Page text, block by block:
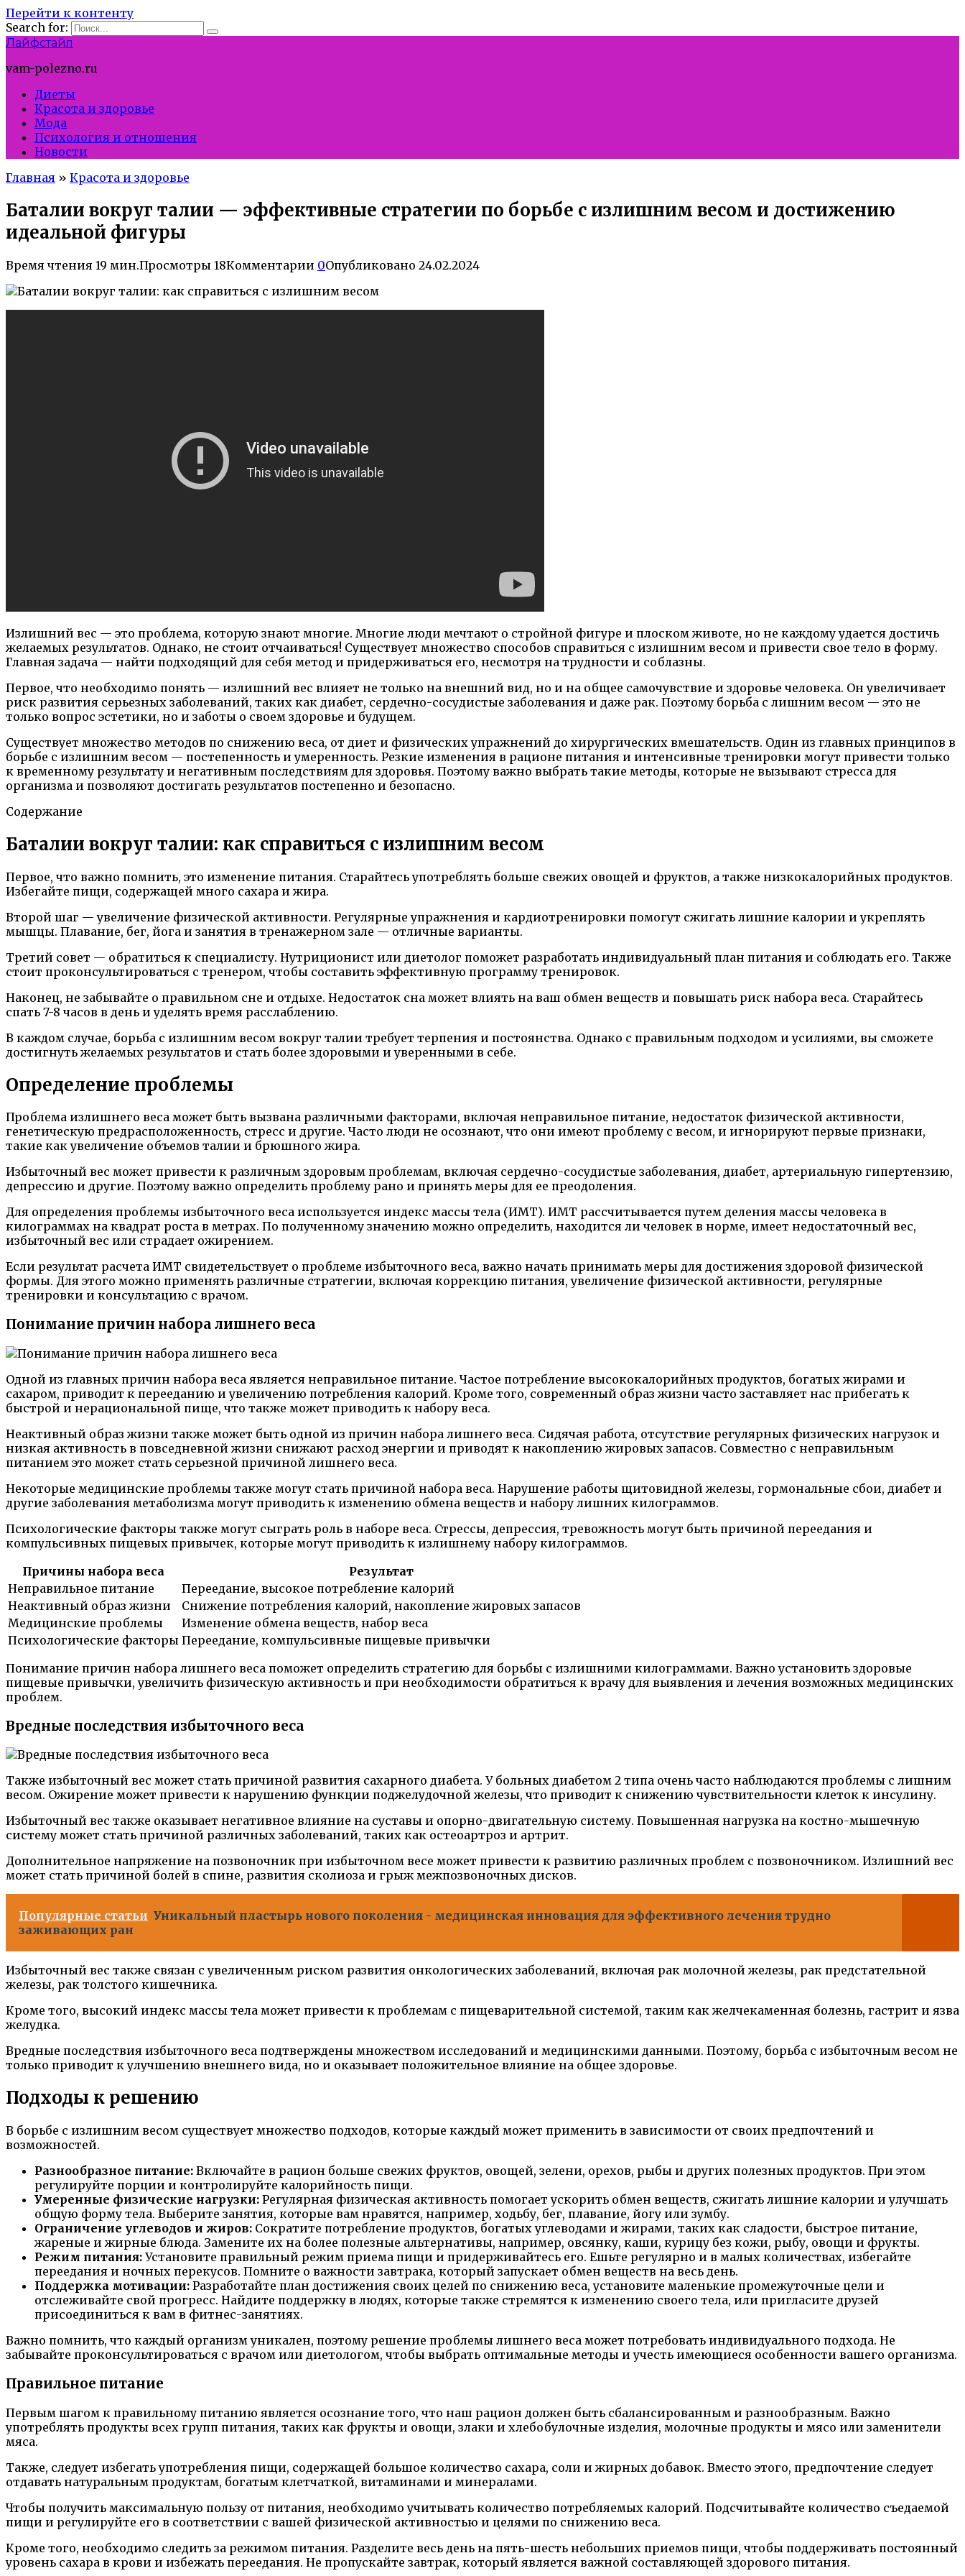
Перейти к контенту
Search for:
Лайфстайл
vam-polezno.ru
Диеты
Красота и здоровье
Мода
Психология и отношения
Новости
Главная » Красота и здоровье
Баталии вокруг талии — эффективные стратегии по борьбе с излишним весом и достижению
идеальной фигуры
Время чтения 19 мин.Просмотры 18Комментарии 0Опубликовано 24.02.2024
Излишний вес — это проблема, которую знают многие. Многие люди мечтают о стройной фигуре и плоском животе, но не каждому удается достичь
желаемых результатов. Однако, не стоит отчаиваться! Существует множество способов справиться с излишним весом и привести свое тело в форму.
Главная задача — найти подходящий для себя метод и придерживаться его, несмотря на трудности и соблазны.
Первое, что необходимо понять — излишний вес влияет не только на внешний вид, но и на общее самочувствие и здоровье человека. Он увеличивает
риск развития серьезных заболеваний, таких как диабет, сердечно-сосудистые заболевания и даже рак. Поэтому борьба с лишним весом — это не
только вопрос эстетики, но и заботы о своем здоровье и будущем.
Существует множество методов по снижению веса, от диет и физических упражнений до хирургических вмешательств. Один из главных принципов в
борьбе с излишним весом — постепенность и умеренность. Резкие изменения в рационе питания и интенсивные тренировки могут привести только
к временному результату и негативным последствиям для здоровья. Поэтому важно выбрать такие методы, которые не вызывают стресса для
организма и позволяют достигать результатов постепенно и безопасно.
Содержание
Баталии вокруг талии: как справиться с излишним весом
Первое, что важно помнить, это изменение питания. Старайтесь употреблять больше свежих овощей и фруктов, а также низкокалорийных продуктов.
Избегайте пищи, содержащей много сахара и жира.
Второй шаг — увеличение физической активности. Регулярные упражнения и кардиотренировки помогут сжигать лишние калории и укреплять
мышцы. Плавание, бег, йога и занятия в тренажерном зале — отличные варианты.
Третий совет — обратиться к специалисту. Нутриционист или диетолог поможет разработать индивидуальный план питания и соблюдать его. Также
стоит проконсультироваться с тренером, чтобы составить эффективную программу тренировок.
Наконец, не забывайте о правильном сне и отдыхе. Недостаток сна может влиять на ваш обмен веществ и повышать риск набора веса. Старайтесь
спать 7-8 часов в день и уделять время расслаблению.
В каждом случае, борьба с излишним весом вокруг талии требует терпения и постоянства. Однако с правильным подходом и усилиями, вы сможете
достигнуть желаемых результатов и стать более здоровыми и уверенными в себе.
Определение проблемы
Проблема излишнего веса может быть вызвана различными факторами, включая неправильное питание, недостаток физической активности,
генетическую предрасположенность, стресс и другие. Часто люди не осознают, что они имеют проблему с весом, и игнорируют первые признаки,
такие как увеличение объемов талии и брюшного жира.
Избыточный вес может привести к различным здоровым проблемам, включая сердечно-сосудистые заболевания, диабет, артериальную гипертензию,
депрессию и другие. Поэтому важно определить проблему рано и принять меры для ее преодоления.
Для определения проблемы избыточного веса используется индекс массы тела (ИМТ). ИМТ рассчитывается путем деления массы человека в
килограммах на квадрат роста в метрах. По полученному значению можно определить, находится ли человек в норме, имеет недостаточный вес,
избыточный вес или страдает ожирением.
Если результат расчета ИМТ свидетельствует о проблеме избыточного веса, важно начать принимать меры для достижения здоровой физической
формы. Для этого можно применять различные стратегии, включая коррекцию питания, увеличение физической активности, регулярные
тренировки и консультацию с врачом.
Понимание причин набора лишнего веса
Одной из главных причин набора веса является неправильное питание. Частое потребление высококалорийных продуктов, богатых жирами и
сахаром, приводит к перееданию и увеличению потребления калорий. Кроме того, современный образ жизни часто заставляет нас прибегать к
быстрой и нерациональной пище, что также может приводить к набору веса.
Неактивный образ жизни также может быть одной из причин набора лишнего веса. Сидячая работа, отсутствие регулярных физических нагрузок и
низкая активность в повседневной жизни снижают расход энергии и приводят к накоплению жировых запасов. Совместно с неправильным
питанием это может стать серьезной причиной лишнего веса.
Некоторые медицинские проблемы также могут стать причиной набора веса. Нарушение работы щитовидной железы, гормональные сбои, диабет и
другие заболевания метаболизма могут приводить к изменению обмена веществ и набору лишних килограммов.
Психологические факторы также могут сыграть роль в наборе веса. Стрессы, депрессия, тревожность могут быть причиной переедания и
компульсивных пищевых привычек, которые могут приводить к излишнему набору килограммов.
Причины набора веса
Результат
Неправильное питание
Переедание, высокое потребление калорий
Неактивный образ жизни
Снижение потребления калорий, накопление жировых запасов
Медицинские проблемы
Изменение обмена веществ, набор веса
Психологические факторы Переедание, компульсивные пищевые привычки
Понимание причин набора лишнего веса поможет определить стратегию для борьбы с излишними килограммами. Важно установить здоровые
пищевые привычки, увеличить физическую активность и при необходимости обратиться к врачу для выявления и лечения возможных медицинских
проблем.
Вредные последствия избыточного веса
Также избыточный вес может стать причиной развития сахарного диабета. У больных диабетом 2 типа очень часто наблюдаются проблемы с лишним
весом. Ожирение может привести к нарушению функции поджелудочной железы, что приводит к снижению чувствительности клеток к инсулину.
Избыточный вес также оказывает негативное влияние на суставы и опорно-двигательную систему. Повышенная нагрузка на костно-мышечную
систему может стать причиной различных заболеваний, таких как остеоартроз и артрит.
Дополнительное напряжение на позвоночник при избыточном весе может привести к развитию различных проблем с позвоночником. Излишний вес
может стать причиной болей в спине, развития сколиоза и грыж межпозвоночных дисков.
Популярные статьи Уникальный пластырь нового поколения - медицинская инновация для эффективного лечения трудно
заживающих ран
Избыточный вес также связан с увеличенным риском развития онкологических заболеваний, включая рак молочной железы, рак предстательной
железы, рак толстого кишечника.
Кроме того, высокий индекс массы тела может привести к проблемам с пищеварительной системой, таким как желчекаменная болезнь, гастрит и язва
желудка.
Вредные последствия избыточного веса подтверждены множеством исследований и медицинскими данными. Поэтому, борьба с избыточным весом не
только приводит к улучшению внешнего вида, но и оказывает положительное влияние на общее здоровье.
Подходы к решению
В борьбе с излишним весом существует множество подходов, которые каждый может применить в зависимости от своих предпочтений и
возможностей.
Разнообразное питание: Включайте в рацион больше свежих фруктов, овощей, зелени, орехов, рыбы и других полезных продуктов. При этом
регулируйте порции и контролируйте калорийность пищи.
Умеренные физические нагрузки: Регулярная физическая активность помогает ускорить обмен веществ, сжигать лишние калории и улучшать
общую форму тела. Выберите занятия, которые вам нравятся, например, ходьбу, бег, плавание, йогу или зумбу.
Ограничение углеводов и жиров: Сократите потребление продуктов, богатых углеводами и жирами, таких как сладости, быстрое питание,
жареные и жирные блюда. Замените их на более полезные альтернативы, например, овсянку, каши, курицу без кожи, рыбу, овощи и фрукты.
Режим питания: Установите правильный режим приема пищи и придерживайтесь его. Ешьте регулярно и в малых количествах, избегайте
переедания и ночных перекусов. Помните о важности завтрака, который запускает обмен веществ на весь день.
Поддержка мотивации: Разработайте план достижения своих целей по снижению веса, установите маленькие промежуточные цели и
отслеживайте свой прогресс. Найдите поддержку в людях, которые также стремятся к изменению своего тела, или пригласите друзей
присоединиться к вам в фитнес-занятиях.
Важно помнить, что каждый организм уникален, поэтому решение проблемы лишнего веса может потребовать индивидуального подхода. Не
забывайте проконсультироваться с врачом или диетологом, чтобы выбрать оптимальные методы и учесть имеющиеся особенности вашего организма.
Правильное питание
Первым шагом к правильному питанию является осознание того, что наш рацион должен быть сбалансированным и разнообразным. Важно
употреблять продукты всех групп питания, таких как фрукты и овощи, злаки и хлебобулочные изделия, молочные продукты и мясо или заменители
мяса.
Также, следует избегать употребления пищи, содержащей большое количество сахара, соли и жирных добавок. Вместо этого, предпочтение следует
отдавать натуральным продуктам, богатым клетчаткой, витаминами и минералами.
Чтобы получить максимальную пользу от питания, необходимо учитывать количество потребляемых калорий. Подсчитывайте количество съедаемой
пищи и регулируйте его в соответствии с вашей физической активностью и целями по снижению веса.
Кроме того, необходимо следить за режимом питания. Разделите весь день на пять-шесть небольших приемов пищи, чтобы поддерживать постоянный
уровень сахара в крови и избежать переедания. Не пропускайте завтрак, который является важной составляющей здорового питания.